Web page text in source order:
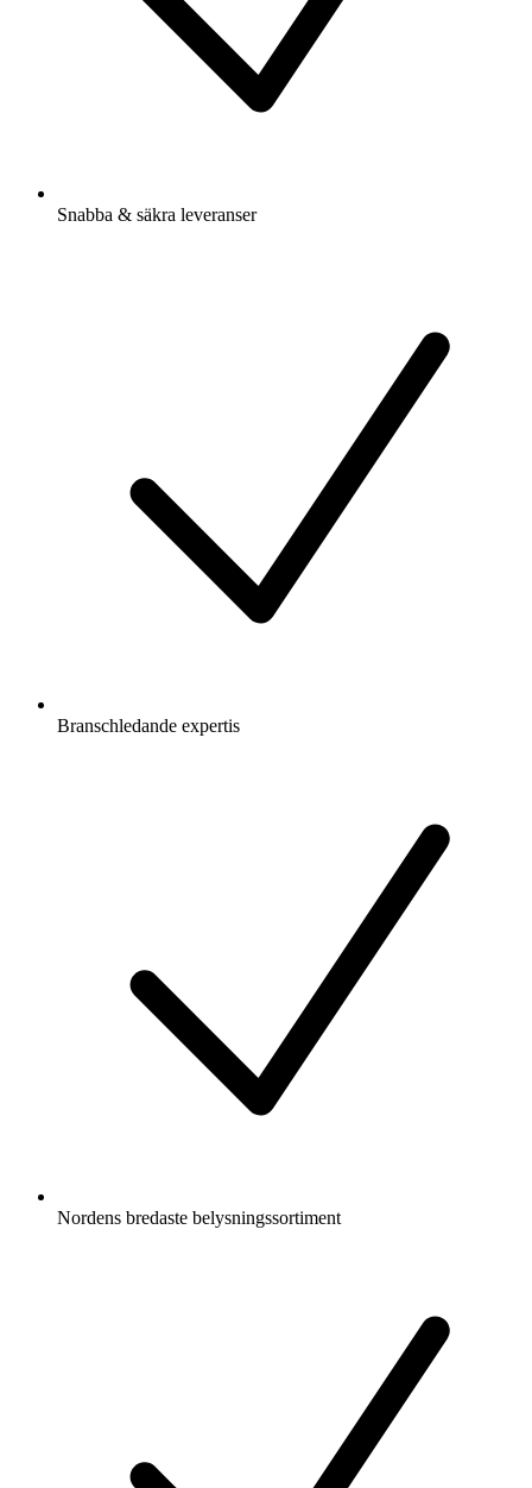
Snabba & säkra leveranser
Branschledande expertis
Nordens bredaste belysningssortiment